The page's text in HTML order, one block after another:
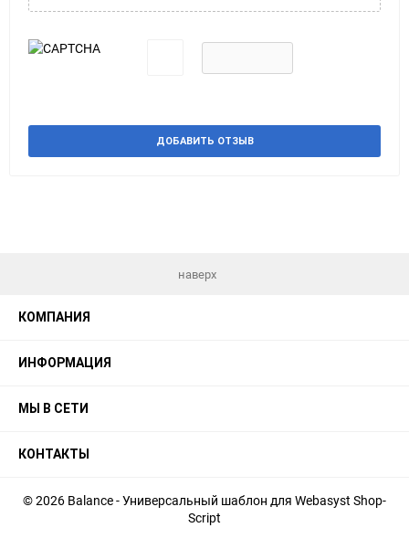
ДОБАВИТЬ ОТЗЫВ
наверх
КОМПАНИЯ
ИНФОРМАЦИЯ
МЫ В СЕТИ
КОНТАКТЫ
© 2026 Balance - Универсальный шаблон для Webasyst Shop-
Script